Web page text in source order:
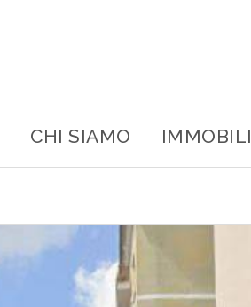
CHI SIAMO IMMOBILI